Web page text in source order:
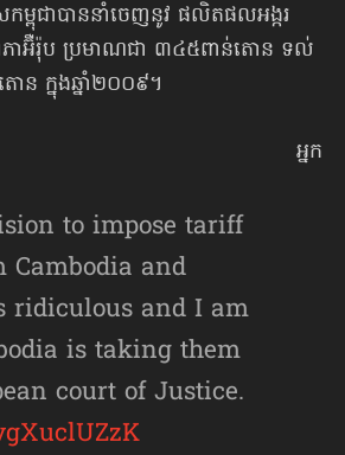
កម្ពុជាបាននាំចេញ​នូវ ផលិតផលអង្ករ
ាអ៊ឺរ៉ុប ប្រមាណជា ៣៤៥ពាន់តោន ទល់
ន ក្នុងឆ្នាំ២០០៩។
to impose tariff
Cambodia and
ridiculous and I am
is taking them
court of Justice.
អ្នក